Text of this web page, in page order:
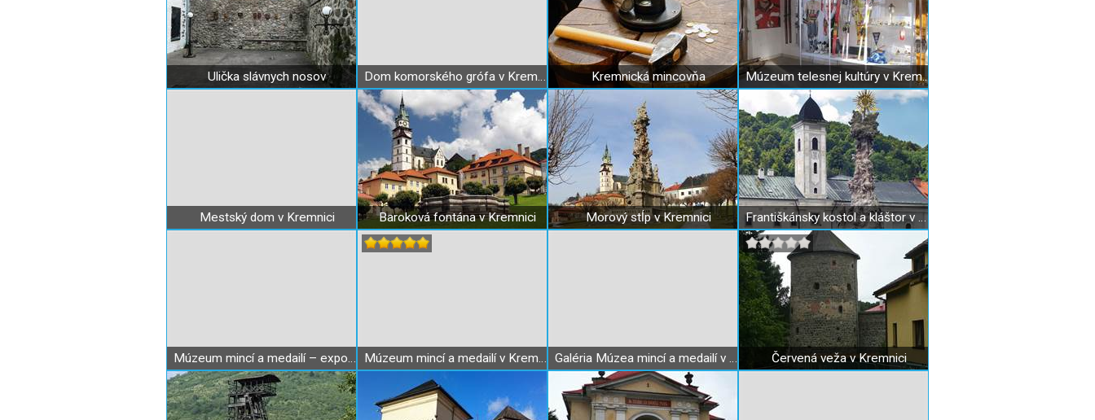
Ulička slávnych nosov Dom komorského grófa v Kremnici (dom s prasacou hlavou) Kremnická mincovňa Múzeum telesnej kultúry v Kremnici – expozícia dejín lyžovania na Slovensku
Mestský dom v Kremnici Baroková fontána v Kremnici Morový stĺp v Kremnici Františkánsky kostol a kláštor v Kremnici
Múzeum mincí a medailí – expozícia Meštiansky dom Múzeum mincí a medailí v Kremnici - expozícia Líce a rub peňazí Galéria Múzea mincí a medailí v Kremnici Červená veža v Kremnici